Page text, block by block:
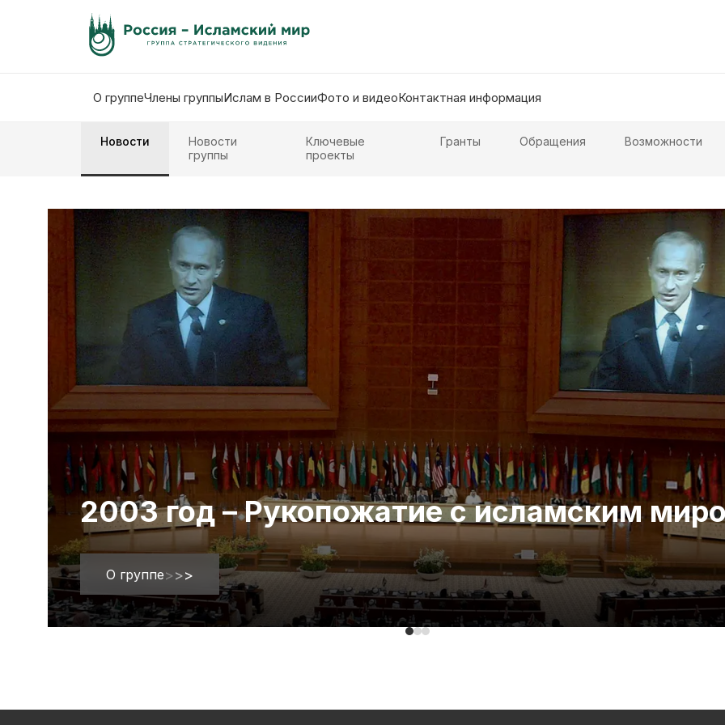
О группеЧлены группыИслам в РоссииФото и видеоКонтактная информация
Новости
Новости
группы
Ключевые
проекты
Гранты Обращения Возможности
2003 год – Рукопожатие с исламским
О группе>>>